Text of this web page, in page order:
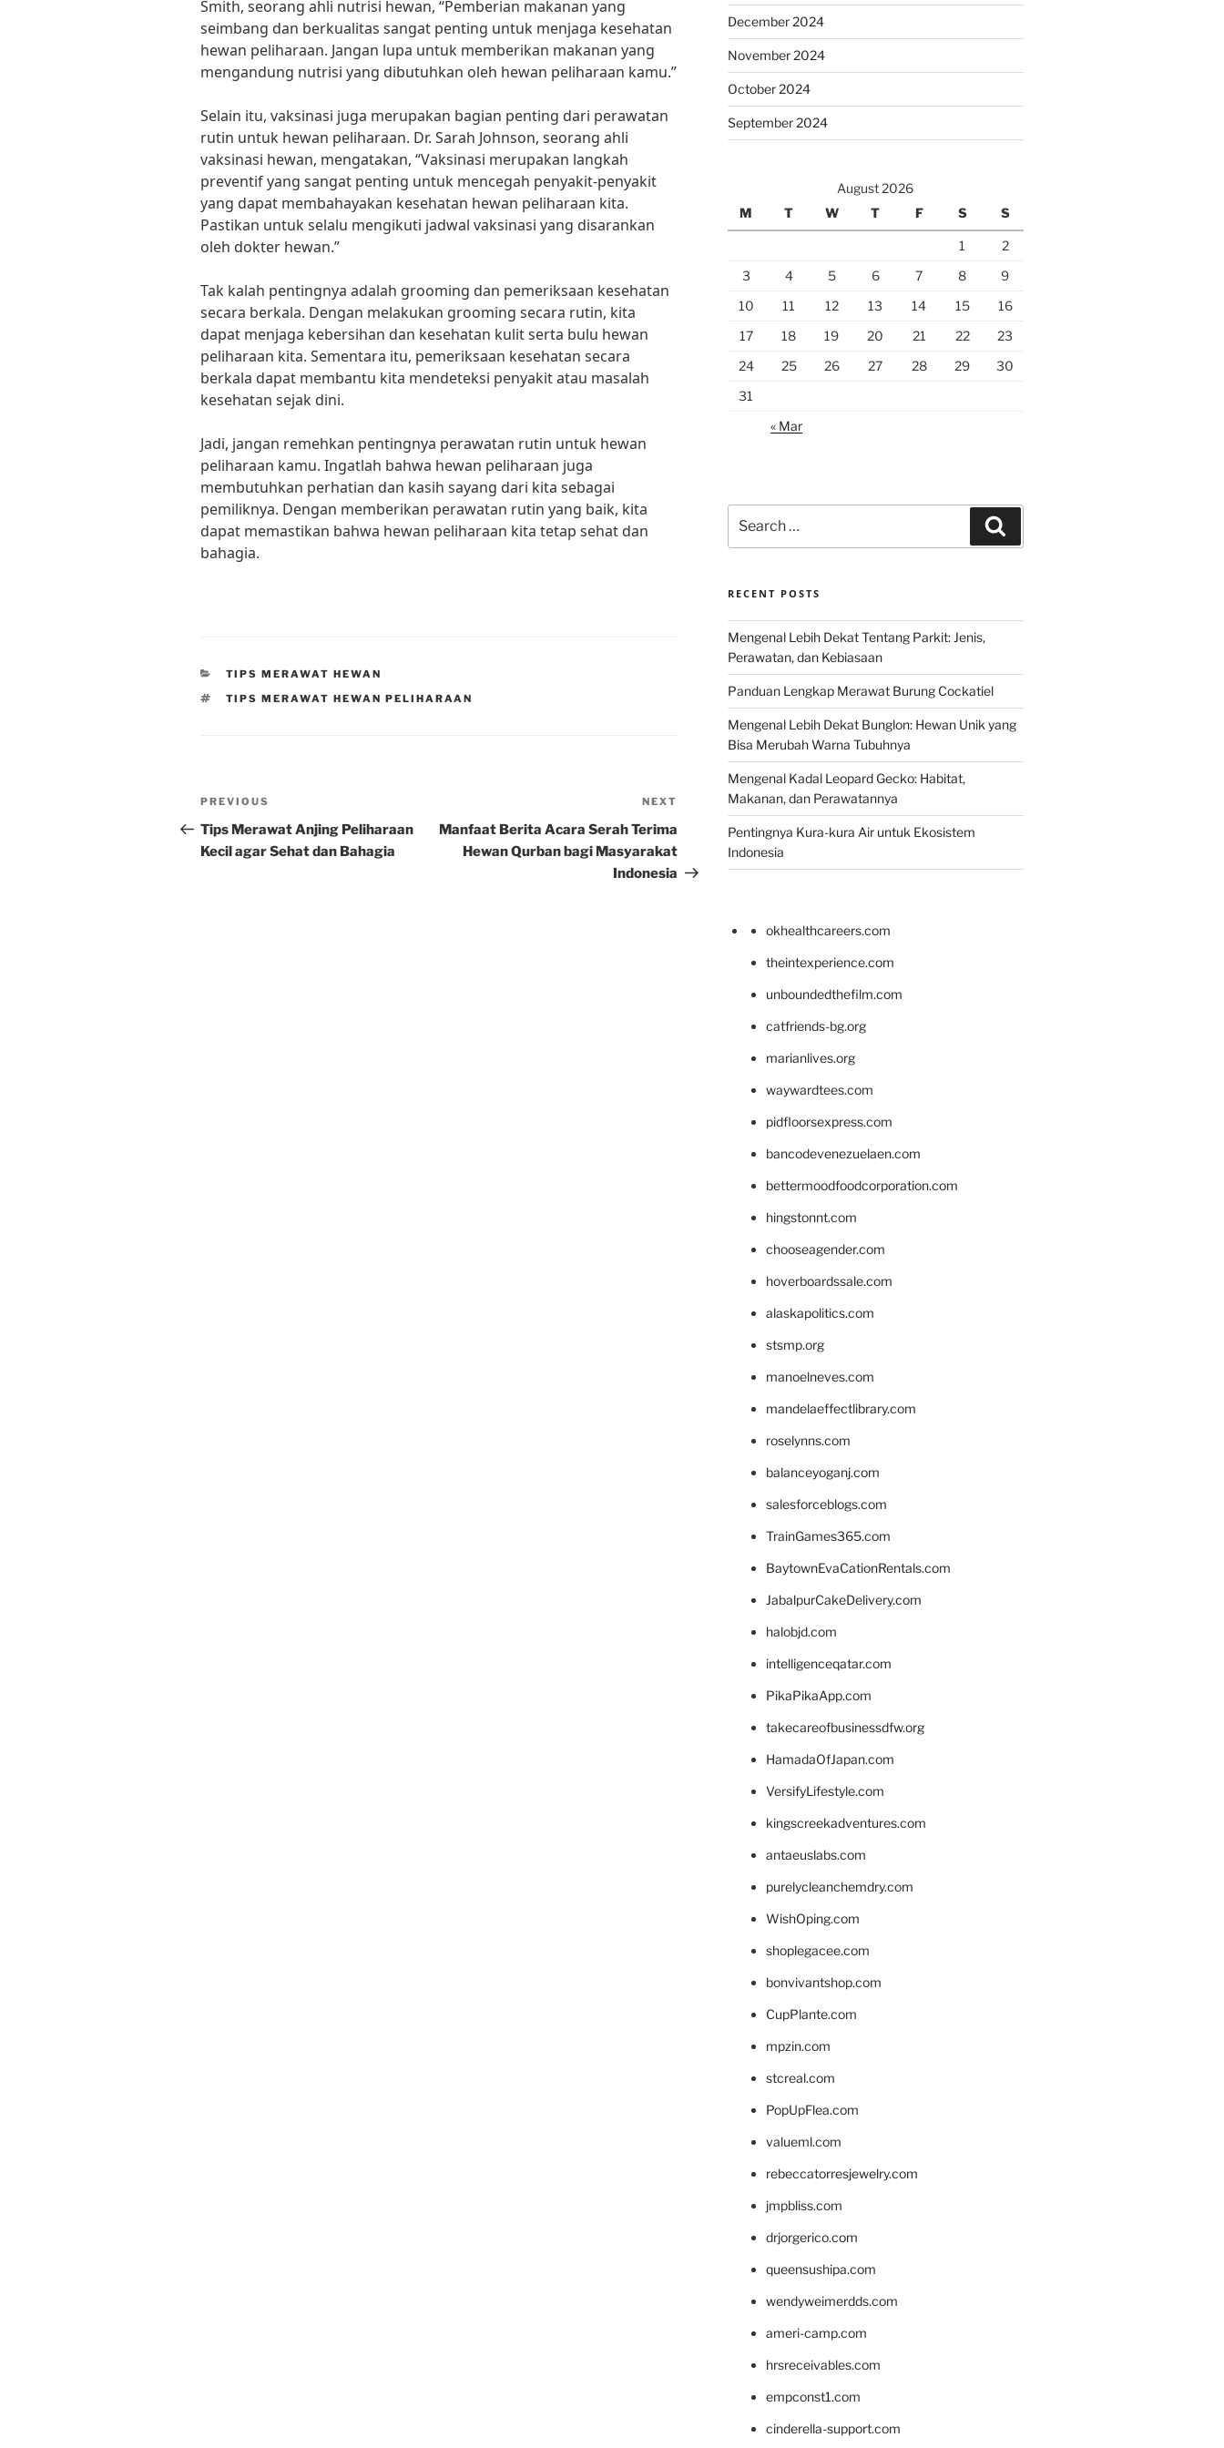
Smith, seorang ahli nutrisi hewan, “Pemberian makanan yang
seimbang dan berkualitas sangat penting untuk menjaga kesehatan
hewan peliharaan. Jangan lupa untuk memberikan makanan yang
mengandung nutrisi yang dibutuhkan oleh hewan peliharaan kamu.”
Selain itu, vaksinasi juga merupakan bagian penting dari perawatan
rutin untuk hewan peliharaan. Dr. Sarah Johnson, seorang ahli
vaksinasi hewan, mengatakan, “Vaksinasi merupakan langkah
preventif yang sangat penting untuk mencegah penyakit-penyakit
yang dapat membahayakan kesehatan hewan peliharaan kita.
Pastikan untuk selalu mengikuti jadwal vaksinasi yang disarankan
oleh dokter hewan.”
Tak kalah pentingnya adalah grooming dan pemeriksaan kesehatan
secara berkala. Dengan melakukan grooming secara rutin, kita
dapat menjaga kebersihan dan kesehatan kulit serta bulu hewan
peliharaan kita. Sementara itu, pemeriksaan kesehatan secara
berkala dapat membantu kita mendeteksi penyakit atau masalah
kesehatan sejak dini.
Jadi, jangan remehkan pentingnya perawatan rutin untuk hewan
peliharaan kamu. Ingatlah bahwa hewan peliharaan juga
membutuhkan perhatian dan kasih sayang dari kita sebagai
pemiliknya. Dengan memberikan perawatan rutin yang baik, kita
dapat memastikan bahwa hewan peliharaan kita tetap sehat dan
bahagia.
CATEGORIES
TIPS MERAWAT HEWAN
TAGS
TIPS MERAWAT HEWAN PELIHARAAN
Post
navigation
Previous
Post
PREVIOUS
Tips Merawat Anjing Peliharaan
Kecil agar Sehat dan Bahagia
NEXT
Manfaat Berita Acara Serah Terima
Hewan Qurban bagi Masyarakat
Indonesia
December 2024
November 2024
October 2024
September 2024
August 2026
M
T W T F S S
1
2
3
4 5 6 7 8
9
10
11 12 13 14 15
16
17
18 19 20 21 22
23
24
25 26 27 28 29
30
31
« Mar
for:
RECENT POSTS
Mengenal Lebih Dekat Tentang Parkit: Jenis,
Perawatan, dan Kebiasaan
Panduan Lengkap Merawat Burung Cockatiel
Mengenal Lebih Dekat Bunglon: Hewan Unik yang
Bisa Merubah Warna Tubuhnya
Mengenal Kadal Leopard Gecko: Habitat,
Makanan, dan Perawatannya
Pentingnya Kura-kura Air untuk Ekosistem
Indonesia
okhealthcareers.com
theintexperience.com
unboundedthefilm.com
catfriends-bg.org
marianlives.org
waywardtees.com
pidfloorsexpress.com
bancodevenezuelaen.com
bettermoodfoodcorporation.com
hingstonnt.com
chooseagender.com
hoverboardssale.com
alaskapolitics.com
stsmp.org
manoelneves.com
mandelaeffectlibrary.com
roselynns.com
balanceyoganj.com
salesforceblogs.com
TrainGames365.com
BaytownEvaCationRentals.com
JabalpurCakeDelivery.com
halobjd.com
intelligenceqatar.com
PikaPikaApp.com
takecareofbusinessdfw.org
HamadaOfJapan.com
VersifyLifestyle.com
kingscreekadventures.com
antaeuslabs.com
purelycleanchemdry.com
WishOping.com
shoplegacee.com
bonvivantshop.com
CupPlante.com
mpzin.com
stcreal.com
PopUpFlea.com
valueml.com
rebeccatorresjewelry.com
jmpbliss.com
drjorgerico.com
queensushipa.com
wendyweimerdds.com
ameri-camp.com
hrsreceivables.com
empconst1.com
cinderella-support.com